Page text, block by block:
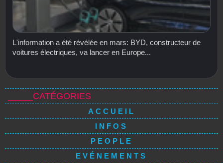
L'information a été révélée en mars: BYD, constructeur de
voitures électriques, va lancer en Europe...
_____CATÉGORIES
ACCUEIL
INFOS
PEOPLE
EVÉNEMENTS